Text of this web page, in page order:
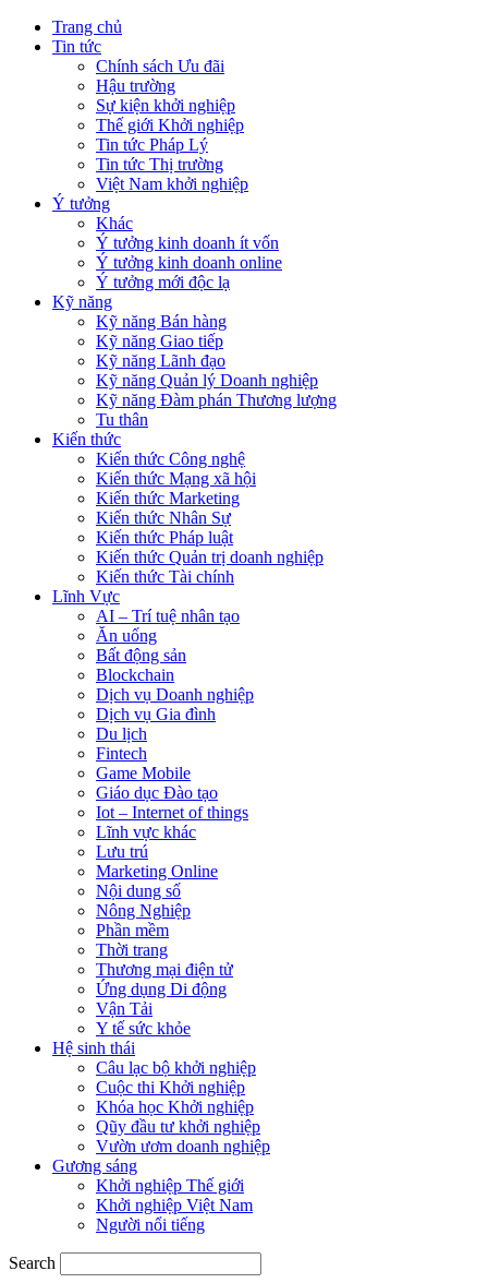
Trang chủ
Tin tức
Chính sách Ưu đãi
Hậu trường
Sự kiện khởi nghiệp
Thế giới Khởi nghiệp
Tin tức Pháp Lý
Tin tức Thị trường
Việt Nam khởi nghiệp
Ý tưởng
Khác
Ý tưởng kinh doanh ít vốn
Ý tưởng kinh doanh online
Ý tưởng mới độc lạ
Kỹ năng
Kỹ năng Bán hàng
Kỹ năng Giao tiếp
Kỹ năng Lãnh đạo
Kỹ năng Quản lý Doanh nghiệp
Kỹ năng Đàm phán Thương lượng
Tu thân
Kiến thức
Kiến thức Công nghệ
Kiến thức Mạng xã hội
Kiến thức Marketing
Kiến thức Nhân Sự
Kiến thức Pháp luật
Kiến thức Quản trị doanh nghiệp
Kiến thức Tài chính
Lĩnh Vực
AI – Trí tuệ nhân tạo
Ăn uống
Bất động sản
Blockchain
Dịch vụ Doanh nghiệp
Dịch vụ Gia đình
Du lịch
Fintech
Game Mobile
Giáo dục Đào tạo
Iot – Internet of things
Lĩnh vực khác
Lưu trú
Marketing Online
Nội dung số
Nông Nghiệp
Phần mềm
Thời trang
Thương mại điện tử
Ứng dụng Di động
Vận Tải
Y tế sức khỏe
Hệ sinh thái
Câu lạc bộ khởi nghiệp
Cuộc thi Khởi nghiệp
Khóa học Khởi nghiệp
Qũy đầu tư khởi nghiệp
Vườn ươm doanh nghiệp
Gương sáng
Khởi nghiệp Thế giới
Khởi nghiệp Việt Nam
Người nổi tiếng
Search